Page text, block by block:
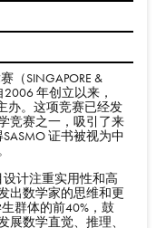
（SINGAPORE &
2006 年创⽴以来，
办。这项竞赛已经发
竞赛之⼀，吸引了来
证书被视为中
计注重实⽤性和⾼
出数学家的思维和更
群体的前40%，⿎
数学直觉、推理、